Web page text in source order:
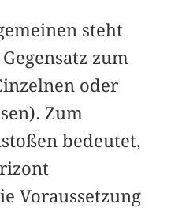
steht
zum
oder
Zum
bedeutet,
Voraussetzung